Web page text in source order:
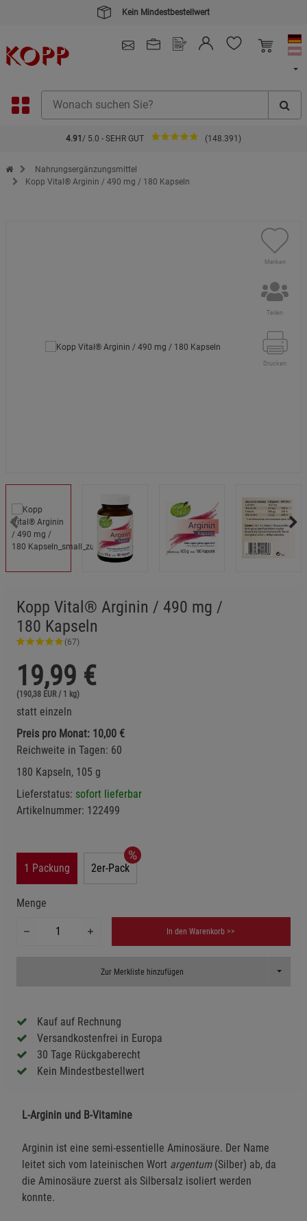
Kein Mindestbestellwert
4.91 / 5.0 - SEHR GUT (148.391)
Zur Startseite des Kopp Verlag Online-Shop
Nahrungsergänzungsmittel
Kopp Vital® Arginin / 490 mg / 180 Kapseln
Merken
Teilen
Drucken
Kopp Vital® Arginin / 490 mg /
180 Kapseln
(67)
19,99 €
(190,38 EUR / 1 kg)
statt einzeln
Preis pro Monat: 10,00 €
Reichweite in Tagen: 60
180 Kapseln, 105 g
Lieferstatus: sofort lieferbar
Artikelnummer: 122499
1 Packung 2er-Pack
Menge
In den Warenkorb >>
Zur Merkliste hinzufügen Toggle
Kauf auf Rechnung
Versandkostenfrei in Europa
30 Tage Rückgaberecht
Kein Mindestbestellwert
L-Arginin und B-Vitamine
Arginin ist eine semi-essentielle Aminosäure. Der Name
leitet sich vom lateinischen Wort argentum(Silber) ab, da
die Aminosäure zuerst als Silbersalz isoliert werden
konnte.